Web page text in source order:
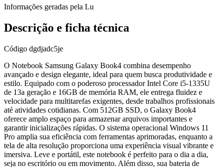
Informações geradas pela Lu
Descrição e ficha técnica
Código dgdjadc5je
O Notebook Samsung Galaxy Book4 combina desempenho
avançado e design elegante, ideal para quem busca produtividade e
estilo. Equipado com o poderoso processador Intel Core i5-1335U
de 13a geração e 16GB de memória RAM, ele entrega fluidez e
velocidade para multitarefas exigentes, desde trabalhos profissionais
até atividades cotidianas. Com 512GB SSD, o Galaxy Book4
oferece amplo espaço para armazenar arquivos importantes e
garantir inicializações rápidas. O sistema operacional Windows 11
Pro amplia sua eficiência com ferramentas aprimoradas, enquanto a
tela de alta resolução proporciona uma experiência visual vibrante e
imersiva. Leve e portátil, este notebook é perfeito para o dia a dia,
seja no escritório ou em movimento. Além disso, sua bateria de